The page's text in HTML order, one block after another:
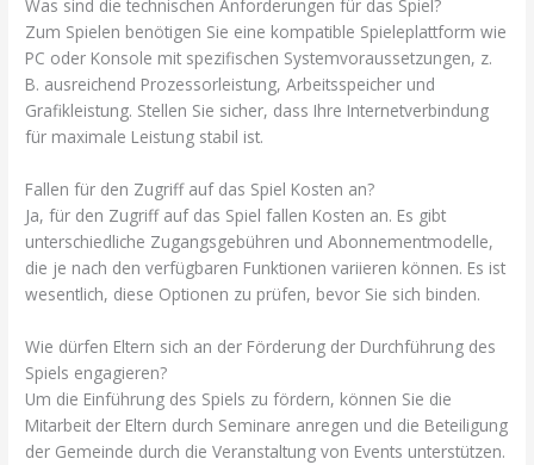
Was sind die technischen Anforderungen für das Spiel?
Zum Spielen benötigen Sie eine kompatible Spieleplattform wie
PC oder Konsole mit spezifischen Systemvoraussetzungen, z.
B. ausreichend Prozessorleistung, Arbeitsspeicher und
Grafikleistung. Stellen Sie sicher, dass Ihre Internetverbindung
für maximale Leistung stabil ist.
Fallen für den Zugriff auf das Spiel Kosten an?
Ja, für den Zugriff auf das Spiel fallen Kosten an. Es gibt
unterschiedliche Zugangsgebühren und Abonnementmodelle,
die je nach den verfügbaren Funktionen variieren können. Es ist
wesentlich, diese Optionen zu prüfen, bevor Sie sich binden.
Wie dürfen Eltern sich an der Förderung der Durchführung des
Spiels engagieren?
Um die Einführung des Spiels zu fördern, können Sie die
Mitarbeit der Eltern durch Seminare anregen und die Beteiligung
der Gemeinde durch die Veranstaltung von Events unterstützen.